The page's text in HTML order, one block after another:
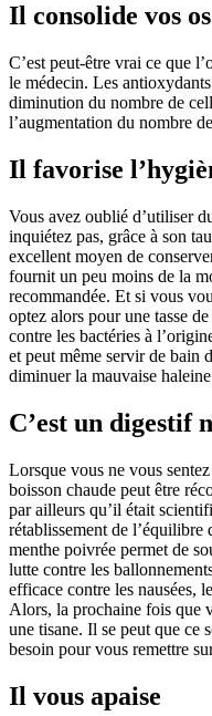
Il consolide vos os
C’est peut-être vrai ce que
le médecin. Les
diminution du nombre de
l’augmentation du nombre
Il favorise
Vous avez oublié d’utiliser
inquiétez pas, grâce à son
excellent moyen de
fournit un peu moins de la
recommandée. Et si vous
optez alors pour une tasse
contre les bactéries à
et peut même servir de bain
diminuer la mauvaise
C’est un digestif
Lorsque vous ne vous
boisson chaude peut être
par ailleurs qu’il était
rétablissement de l’équilibre
menthe poivrée permet de
lutte contre les
efficace contre les nausées,
Alors, la prochaine fois que
une tisane. Il se peut que ce
besoin pour vous remettre
Il vous apaise